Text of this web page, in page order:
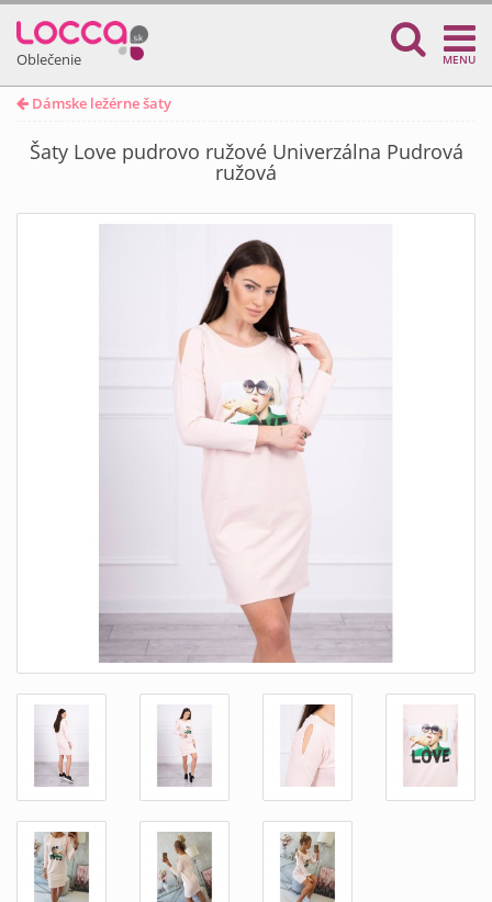
Oblečenie MENU
Dámske ležérne šaty
Šaty Love pudrovo ružové Univerzálna Pudrová
ružová